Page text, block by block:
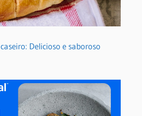
Delicioso e saboroso